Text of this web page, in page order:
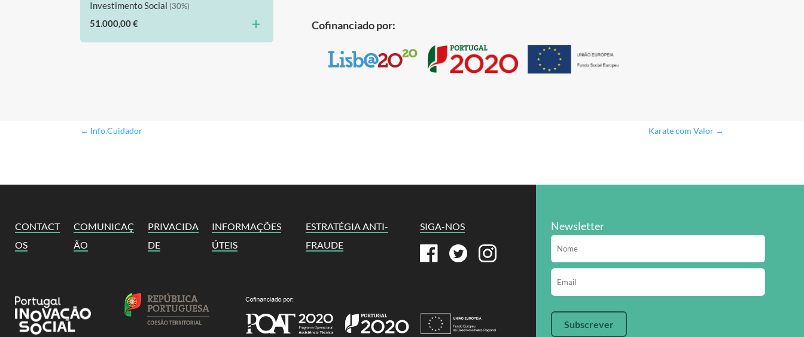
Investimento Social (30%)
51.000,00 € + Cofinanciado por:
← Info.Cuidador Karate com Valor →
CONTACT
OS
COMUNICAÇ
ÃO
PRIVACIDA
DE
INFORMAÇÕES
ÚTEIS
ESTRATÉGIA ANTI-
FRAUDE
SIGA-NOS Newsletter